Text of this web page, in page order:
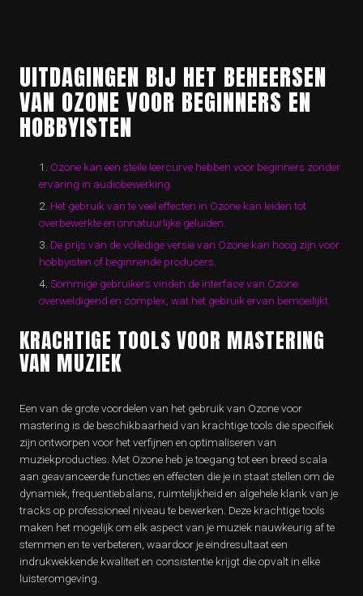
UITDAGINGEN BIJ HET BEHEERSEN
VAN OZONE VOOR BEGINNERS EN
HOBBYISTEN
Ozone kan een steile leercurve hebben voor beginners zonder
ervaring in audiobewerking.
Het gebruik van te veel effecten in Ozone kan leiden tot
overbewerkte en onnatuurlijke geluiden.
De prijs van de volledige versie van Ozone kan hoog zijn voor
hobbyisten of beginnende producers.
Sommige gebruikers vinden de interface van Ozone
overweldigend en complex, wat het gebruik ervan bemoeilijkt.
KRACHTIGE TOOLS VOOR MASTERING
VAN MUZIEK
Een van de grote voordelen van het gebruik van Ozone voor
mastering is de beschikbaarheid van krachtige tools die specifiek
zijn ontworpen voor het verfijnen en optimaliseren van
muziekproducties. Met Ozone heb je toegang tot een breed scala
aan geavanceerde functies en effecten die je in staat stellen om de
dynamiek, frequentiebalans, ruimtelijkheid en algehele klank van je
tracks op professioneel niveau te bewerken. Deze krachtige tools
maken het mogelijk om elk aspect van je muziek nauwkeurig af te
stemmen en te verbeteren, waardoor je eindresultaat een
indrukwekkende kwaliteit en consistentie krijgt die opvalt in elke
luisteromgeving.